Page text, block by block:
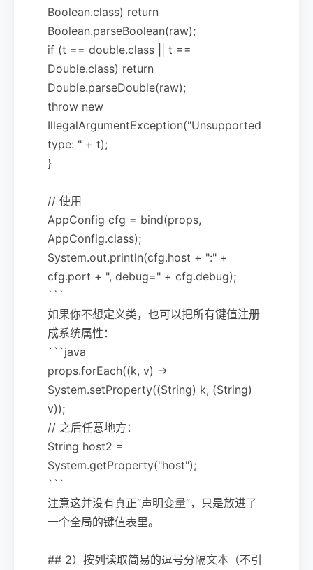
Boolean.class) return
Boolean.parseBoolean(raw);
if (t == double.class || t ==
Double.class) return
Double.parseDouble(raw);
throw new
IllegalArgumentException("Unsupported
type: " + t);
}
// 使用
AppConfig cfg = bind(props,
AppConfig.class);
System.out.println(cfg.host + ":" +
cfg.port + ", debug=" + cfg.debug);
```
如果你不想定义类，也可以把所有键值注册
成系统属性：
```java
props.forEach((k, v) ->
System.setProperty((String) k, (String)
v));
// 之后任意地方：
String host2 =
System.getProperty("host");
```
注意这并没有真正“声明变量”，只是放进了
一个全局的键值表里。
## 2）按列读取简易的逗号分隔文本（不引